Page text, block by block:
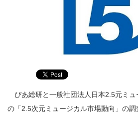
ぴあ総研と一般社団法人日本2.5元ミ
の「2.5次元ミュージカル市場動向」の